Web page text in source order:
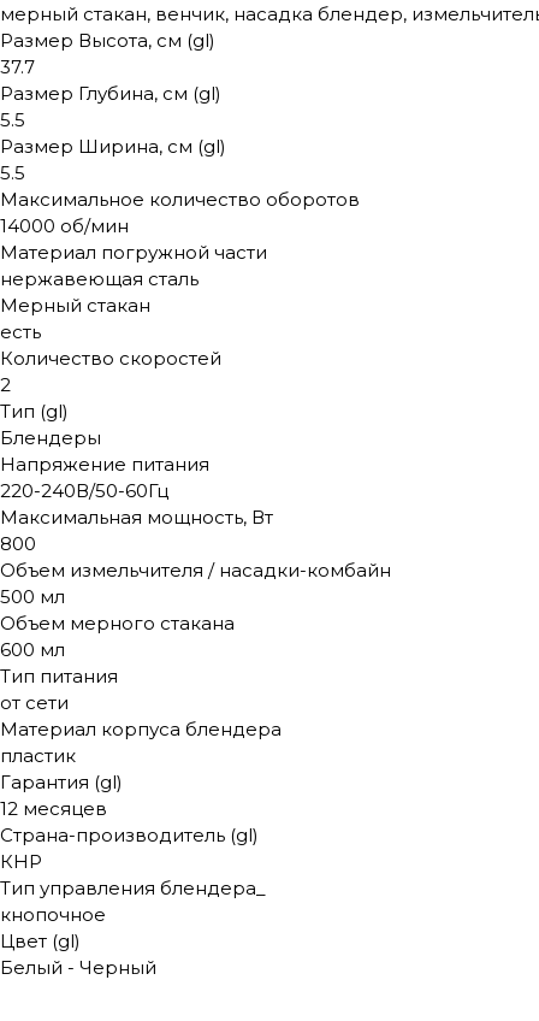
мерный стакан, венчик, насадка блендер,
Размер Высота, см (gl)
37.7
Размер Глубина, см (gl)
5.5
Размер Ширина, см (gl)
5.5
Максимальное количество оборотов
14000 об/мин
Материал погружной части
нержавеющая сталь
Мерный стакан
есть
Количество скоростей
2
Тип (gl)
Блендеры
Напряжение питания
220-240В/50-60Гц
Максимальная мощность, Вт
800
Объем измельчителя / насадки-комбайн
500 мл
Объем мерного стакана
600 мл
Тип питания
от сети
Материал корпуса блендера
пластик
Гарантия (gl)
12 месяцев
Страна-производитель (gl)
КНР
Тип управления блендера_
кнопочное
Цвет (gl)
Белый - Черный